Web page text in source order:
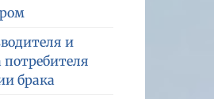
и
потребителя
брака